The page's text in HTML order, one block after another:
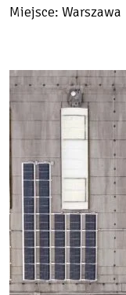
Miejsce: Warszawa